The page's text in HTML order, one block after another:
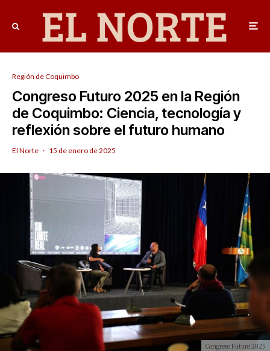
Región de Coquimbo
Congreso Futuro 2025 en la Región
de Coquimbo: Ciencia, tecnología y
reflexión sobre el futuro humano
El Norte · 15 de enero de 2025
Congreso Futuro 2025